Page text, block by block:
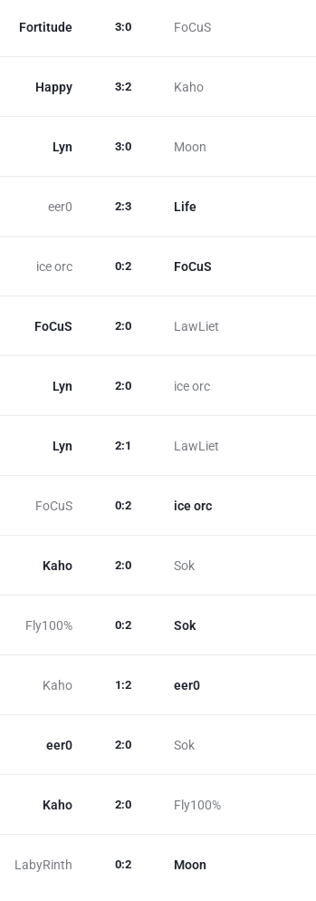
Fortitude FoCuS
3:0
Happy Kaho
3:2
Lyn Moon
3:0
eer0 Life
2:3
ice orc FoCuS
0:2
FoCuS LawLiet
2:0
Lyn ice orc
2:0
Lyn LawLiet
2:1
FoCuS ice orc
0:2
Kaho Sok
2:0
Fly100% Sok
0:2
Kaho eer0
1 :2
eer0 Sok
2:0
Kaho Fly100%
2:0
LabyRinth Moon
0:2